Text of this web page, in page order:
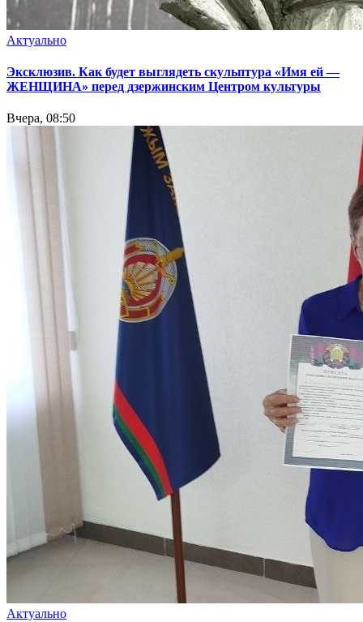
Актуально
Эксклюзив. Как будет выглядеть скульптура «Имя ей —
ЖЕНЩИНА» перед дзержинским Центром культуры
Вчера, 08:50
Актуально